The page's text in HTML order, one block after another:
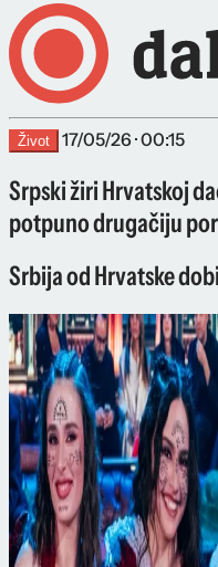
Život 17/05/26 · 00:15
Srpski žiri Hrvatskoj
potpuno drugačiju
Srbija od Hrvatske